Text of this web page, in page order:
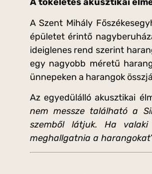
A Szent Mihály
épületet érintő
ideiglenes rend szerint
egy nagyobb méretű
ünnepeken a harangok
Az egyedülálló akusztikai
nem messze található a
szemből látjuk. Ha
meghallgatnia a harangokat